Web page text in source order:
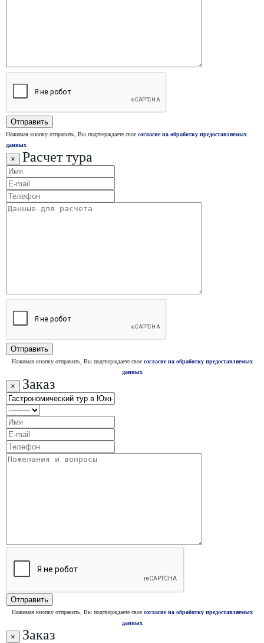
Нажимая кнопку отправить, Вы подтверждаете свое согласие на обработку предоставляемых
данных
× Расчет тура
Нажимая кнопку отправить, Вы подтверждаете свое согласие на обработку предоставляемых
данных
× Заказ
Нажимая кнопку отправить, Вы подтверждаете свое согласие на обработку предоставляемых
данных
× Заказ